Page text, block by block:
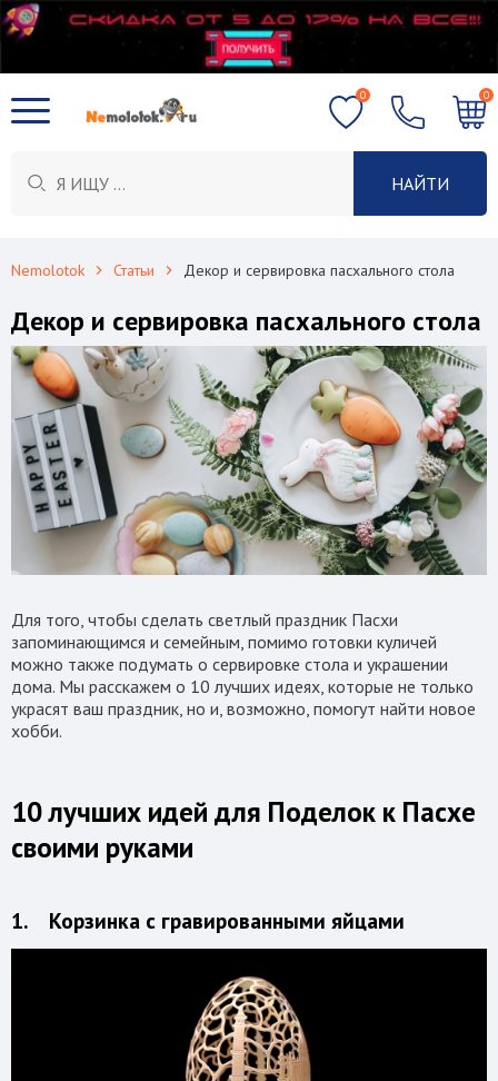
НАЙТИ
0 0
Nemolotok Статьи Декор и сервировка пасхального стола
Декор и сервировка пасхального стола
Для того, чтобы сделать светлый праздник Пасхи
запоминающимся и семейным, помимо готовки куличей
можно также подумать о сервировке стола и украшении
дома. Мы расскажем о 10 лучших идеях, которые не только
украсят ваш праздник, но и, возможно, помогут найти новое
хобби.
10 лучших идей для Поделок к Пасхе
своими руками
1. Корзинка с гравированными яйцами